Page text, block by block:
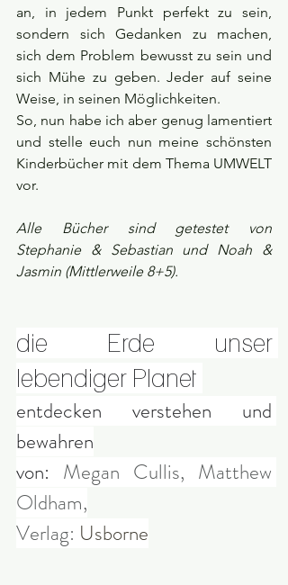
an, in jedem Punkt perfekt zu sein,
sondern sich Gedanken zu machen,
sich dem Problem bewusst zu sein und
sich Mühe zu geben. Jeder auf seine
Weise, in seinen Möglichkeiten.
So, nun habe ich aber genug lamentiert
und stelle euch nun meine schönsten
Kinderbücher mit dem Thema UMWELT
vor.
Alle Bücher sind getestet von
Stephanie & Sebastian und Noah &
Jasmin (Mittlerweile 8+5).
die Erde unser
lebendiger Planet
entdecken verstehen und
bewahren
von: Megan Cullis, Matthew
Oldham,
Verlag: Usborne